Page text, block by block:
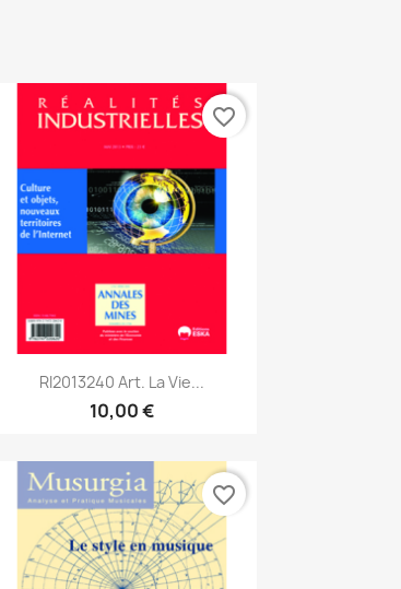
Aperçu rapide
RI2013240 Art. La Vie...
10,00 €
favorite_border
favorite_border